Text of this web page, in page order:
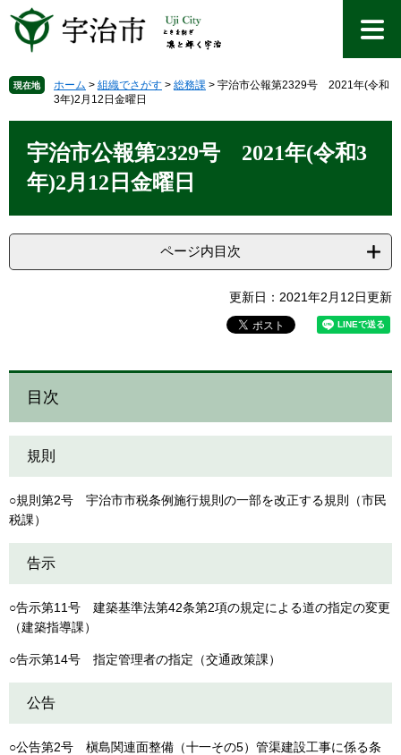
先
で
を
ば
へ
現在地 ホーム > 組織でさがす > 総務課 > 宇治市公報第2329号 2021年(令和
3年)2月12日金曜日
宇治市公報第2329号 2021年(令和3
年)2月12日金曜日
ページ内目次
更新日：2021年2月12日更新
目次
規則
○規則第2号 宇治市市税条例施行規則の一部を改正する規則（市民
税課）
告示
○告示第11号 建築基準法第42条第2項の規定による道の指定の変更
（建築指導課）
○告示第14号 指定管理者の指定（交通政策課）
公告
○公告第2号 槇島関連面整備（十一その5）管渠建設工事に係る条